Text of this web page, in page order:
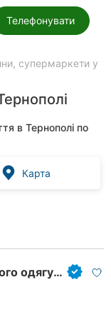
Телефонувати
супермаркети у
в Тернополі по
Карта
Від щирого серця, виробник жіночого одягу з українським характером